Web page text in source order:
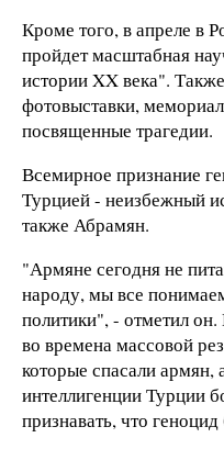
Кроме того, в апреле в
пройдет масштабная
истории XX века".
фотовыставки,
посвященные трагедии.
Всемирное признание
Турцией - неизбежный
также Абрамян.
"Армяне сегодня не
народу, мы все
политики", - отметил
во времена массовой
которые спасали армян,
интеллигенции Турции
признавать, что